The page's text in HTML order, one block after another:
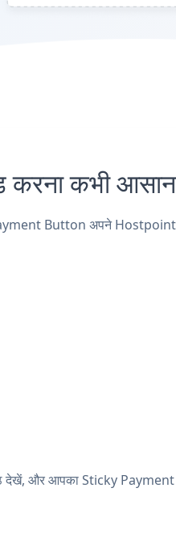
कभी आसान
Button अपने Hostpoint
देखें, और आपका Sticky Payment